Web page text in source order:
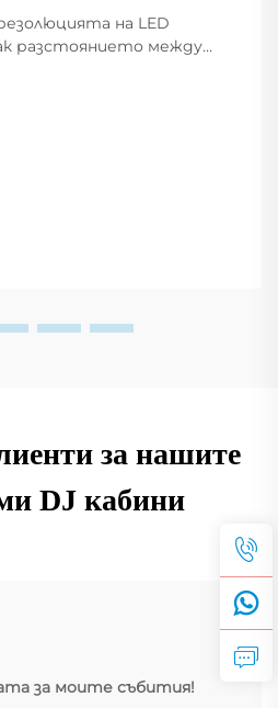
на LED
разстоянието между
за нашите
DJ кабини
за моите събития!